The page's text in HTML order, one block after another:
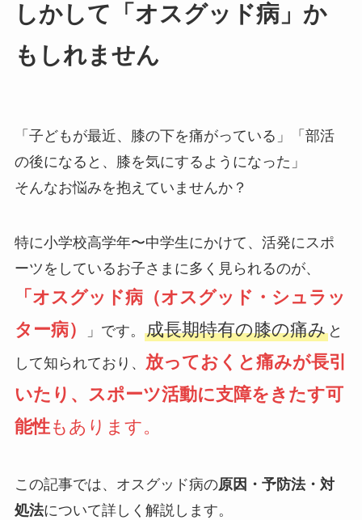
しかして「オスグッド病」か
もしれません
「子どもが最近、膝の下を痛がっている」「部活
の後になると、膝を気にするようになった」
そんなお悩みを抱えていませんか？
特に小学校高学年〜中学生にかけて、活発にスポ
ーツをしているお子さまに多く見られるのが、
「オスグッド病（オスグッド・シュラッ
ター病）
」です。 成長期特有の膝の痛みと
して知られており、 放っておくと痛みが長引
いたり、スポーツ活動に支障をきたす可
能性もあります。
この記事では、オスグッド病の原因・予防法・対
処法について詳しく解説します。